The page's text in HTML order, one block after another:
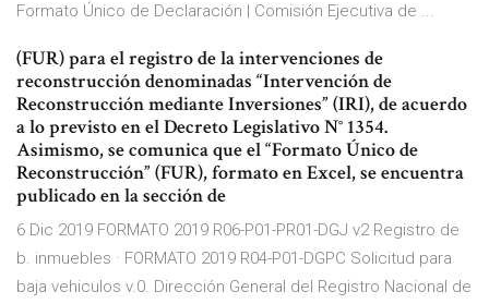
Formato Único de Declaración | Comisión Ejecutiva de ...
(FUR) para el registro de la intervenciones de
reconstrucción denominadas “Intervención de
Reconstrucción mediante Inversiones” (IRI), de acuerdo
a lo previsto en el Decreto Legislativo N° 1354.
Asimismo, se comunica que el “Formato Único de
Reconstrucción” (FUR), formato en Excel, se encuentra
publicado en la sección de
6 Dic 2019 FORMATO 2019 R06-P01-PR01-DGJ v2 Registro de
b. inmuebles · FORMATO 2019 R04-P01-DGPC Solicitud para
baja vehiculos v.0. Dirección General del Registro Nacional de